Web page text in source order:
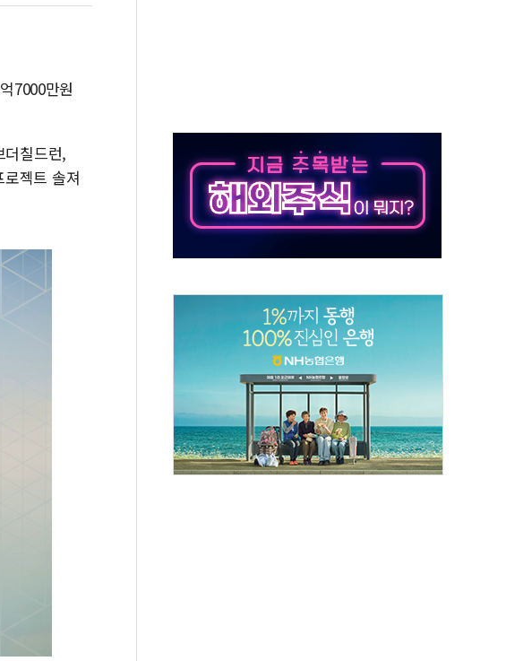
주일 이상 '올스톱'… 美 해상봉쇄 영향
상 우려 후퇴…나스닥 선물 1%대 상승
정 체결
라우드플레어·태양광주↑ VS 트레이드데스크·웬디스↓
종자 7359명 끝까지 찾겠다"
7000만원
더칠드런,
젝트 솔져